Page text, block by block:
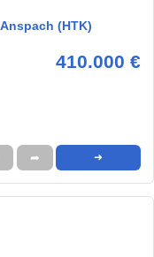
(HTK)
410.000 €
➦ ➜